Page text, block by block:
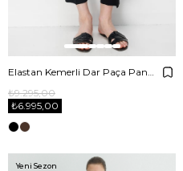
Elastan Kemerli Dar Paça Pantolon
₺6.995,00
₺9.295,00
Yeni Sezon